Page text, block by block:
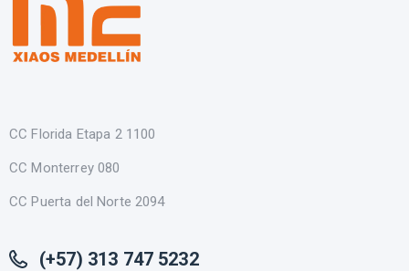
CC Florida Etapa 2 1100
CC Monterrey 080
CC Puerta del Norte 2094
(+57) 313 747 5232